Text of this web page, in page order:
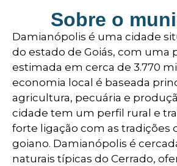
Sobre o
Damianópolis é uma cidade
do estado de Goiás, com uma
estimada em cerca de 3.770
economia local é baseada
agricultura, pecuária e
cidade tem um perfil rural e
forte ligação com as tradições
goiano. Damianópolis é
naturais típicas do Cerrado,